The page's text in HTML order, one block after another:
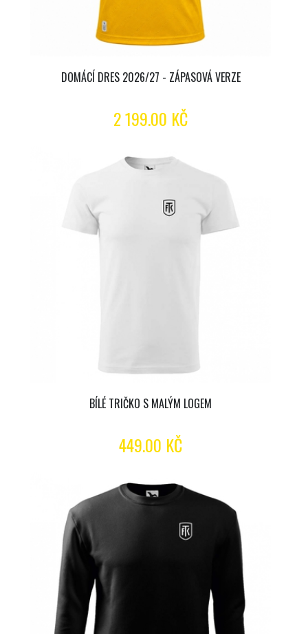
DOMÁCÍ DRES 2026/27 - ZÁPASOVÁ VERZE
2 199.00 KČ
BÍLÉ TRIČKO S MALÝM LOGEM
449.00 KČ